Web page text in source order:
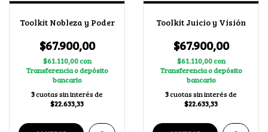
Toolkit Nobleza y Poder
$67.900,00
$61.110,00con
Transferencia o depósito
bancario
3cuotas sin interés de
$22.633,33
Toolkit Juicio y Visión
$67.900,00
$61.110,00con
Transferencia o depósito
bancario
3cuotas sin interés de
$22.633,33